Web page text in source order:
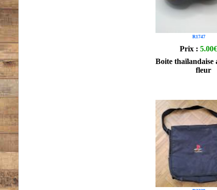
R1747
Prix : 5.00€
Boite thaïlandaise
fleur